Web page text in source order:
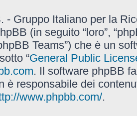
- Gruppo Italiano per la
(in seguito “loro”,
Teams”) che è un
“General Public
. Il software phpBB
è responsabile dei
www.phpbb.com/.